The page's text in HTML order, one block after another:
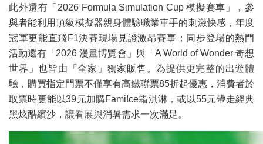
此外還有「2026 Formula Simulation Cup 模擬賽車」，參
與者能利用頂級模擬器親身體驗職業車手的刺激快感，年度
冠軍更能直飛F1決賽現場見證激昂賽事；同步登場的熱門
活動還有「2026 漫畫博覽會」與「A World of Wonder 奇想
世界」也皆由「全家」獨家販售。為提供更完整的出遊體
驗，購買指定門票不僅享有高鐵聯票85折起優惠，消費者於
取票時更能以39元加購Fami!ce霜淇淋，或以55元帶走經典
黑炫酷繽沙，讓看展與消暑需求一次滿足。